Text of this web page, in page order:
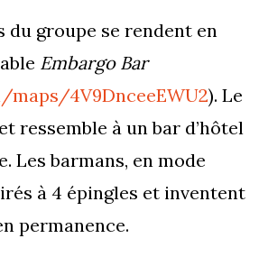
du groupe se rendent en
Embargo Bar
4V9DnceeEWU2). Le
ressemble à un bar d’hôtel
Les barmans, en mode
à 4 épingles et inventent
permanence.